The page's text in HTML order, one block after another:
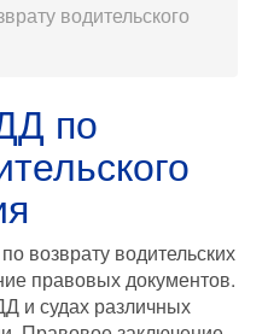
водительского
по
возврату водительских
правовых документов.
и судах различных